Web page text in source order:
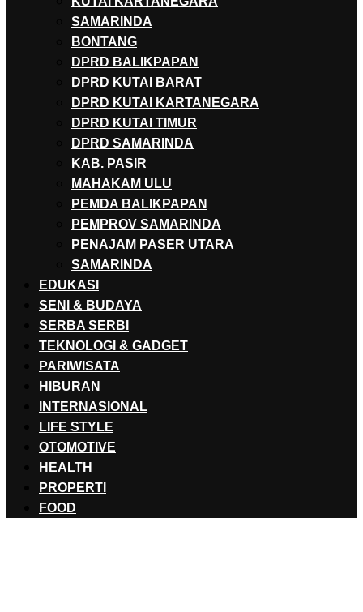
SAMARINDA
BONTANG
DPRD BALIKPAPAN
DPRD KUTAI BARAT
DPRD KUTAI KARTANEGARA
DPRD KUTAI TIMUR
DPRD SAMARINDA
KAB. PASIR
MAHAKAM ULU
PEMDA BALIKPAPAN
PEMPROV SAMARINDA
PENAJAM PASER UTARA
SAMARINDA
EDUKASI
SENI & BUDAYA
SERBA SERBI
TEKNOLOGI & GADGET
PARIWISATA
HIBURAN
INTERNASIONAL
LIFE STYLE
OTOMOTIVE
HEALTH
PROPERTI
FOOD